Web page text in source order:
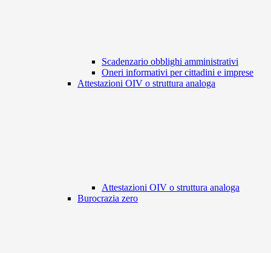
Scadenzario obblighi amministrativi
Oneri informativi per cittadini e imprese
Attestazioni OIV o struttura analoga
Attestazioni OIV o struttura analoga
Burocrazia zero